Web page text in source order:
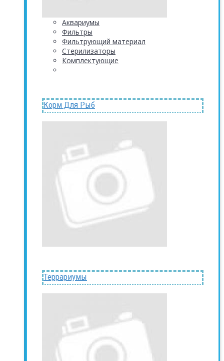
Аквариумы
Фильтры
Фильтрующий материал
Стерилизаторы
Комплектующие
Корм Для Рыб
Террариумы